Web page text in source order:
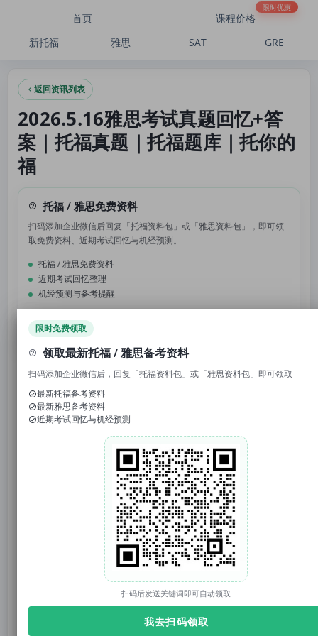
2026.5.16雅思考试真题回忆+答案｜托福真题｜托福题库｜托你的福
首页 课程价格
限时优惠
新托福 雅思 SAT GRE
返回资讯列表
2026.5.16雅思考试真题回忆+答
案｜托福真题｜托福题库｜托你的
福
托福 / 雅思免费资料
扫码添加企业微信后回复「托福资料包」或「雅思资料包」，即可领
取免费资料、近期考试回忆与机经预测。
托福 / 雅思免费资料
近期考试回忆整理
机经预测与备考提醒
1. 回复“模考”，免费参加托福/雅思/SAT真题模考
2. 回复考试日期如“0117
回复托福成绩如“托福98
雅思考试回忆破破烂烂，托你的福收集缝缝补补😭以下
答案或顺序可能不完全准确，欢迎评论区指正或讨论～
5月16日雅思考试回忆
托你的福的老师们编写了今日考试的满分作文，点击下
方卡片，进入【托你的福】，回复“雅思范文”，即可领取
最新雅思写作范文！
限时免费领取
领取最新托福 / 雅思备考资料
扫码添加企业微信后，回复「托福资料包」或「雅思资料包」即可领取
最新托福备考资料
最新雅思备考资料
近期考试回忆与机经预测
扫码后发送关键词即可自动领取
我去扫码领取